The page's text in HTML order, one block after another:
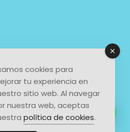
estética y Nutrición
6, local 4b
Cruz)
cookies para
tu experiencia en
sitio web. Al navegar
nuestra web, aceptas
política de cookies.